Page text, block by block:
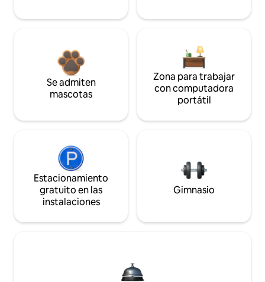
Se admiten
mascotas
Zona para trabajar
con computadora
portátil
Estacionamiento
gratuito en las
instalaciones
Gimnasio